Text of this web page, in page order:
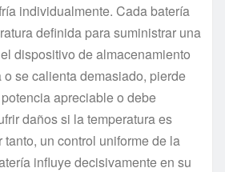
individualmente. Cada batería
definida para suministrar una
dispositivo de almacenamiento
se calienta demasiado, pierde
apreciable o debe
daños si la temperatura es
un control uniforme de la
influye decisivamente en su